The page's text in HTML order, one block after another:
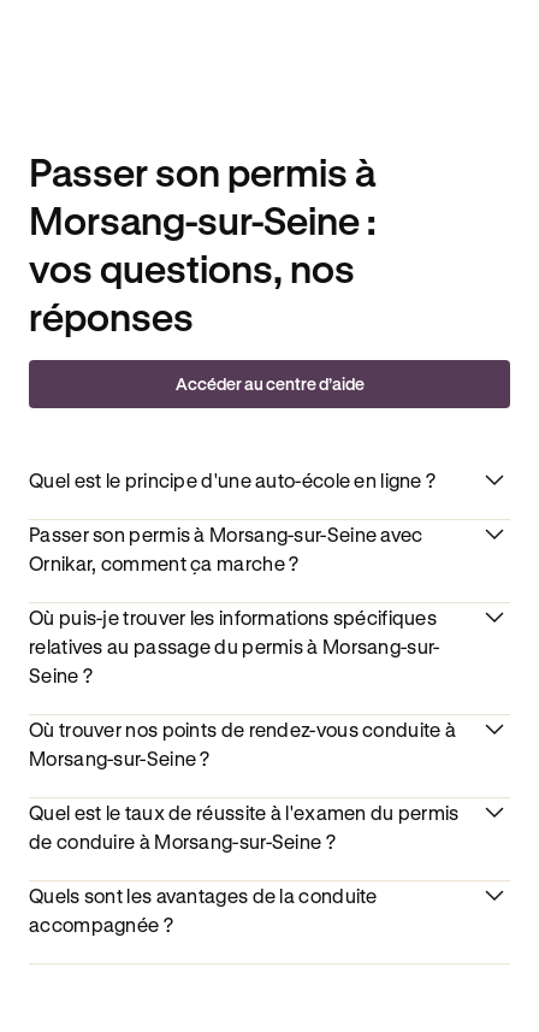
Passer son permis à
Morsang-sur-Seine :
vos questions, nos
réponses
Accéder au centre d’aide
Quel est le principe d'une auto-école en ligne ?
Passer son permis à Morsang-sur-Seine avec
Ornikar, comment ça marche ?
Où puis-je trouver les informations spécifiques
relatives au passage du permis à Morsang-sur-
Seine ?
Où trouver nos points de rendez-vous conduite à
Morsang-sur-Seine ?
Quel est le taux de réussite à l'examen du permis
de conduire à Morsang-sur-Seine ?
Quels sont les avantages de la conduite
accompagnée ?